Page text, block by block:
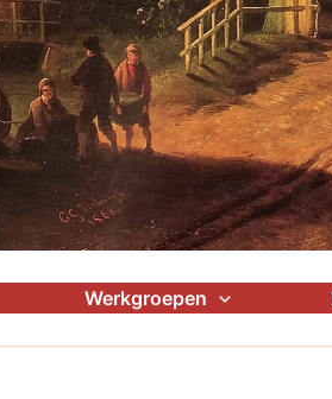
Werkgroepen